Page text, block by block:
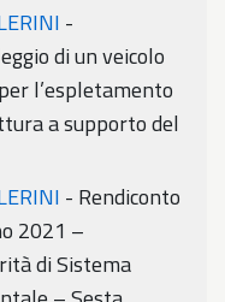
-
di un veicolo
l’espletamento
a supporto del
- Rendiconto
2021 –
di Sistema